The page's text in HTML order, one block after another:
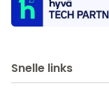
Snelle links